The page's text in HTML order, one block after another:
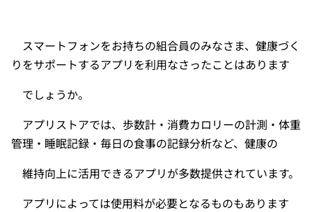
スマートフォンをお持ちの組合員のみなさま、健康づく
りをサポートするアプリを利用なさったことはあります
でしょうか。
アプリストアでは、歩数計・消費カロリーの計測・体重
管理・睡眠記録・毎日の食事の記録分析など、健康の
維持向上に活用できるアプリが多数提供されています。
アプリによっては使用料が必要となるものもあります